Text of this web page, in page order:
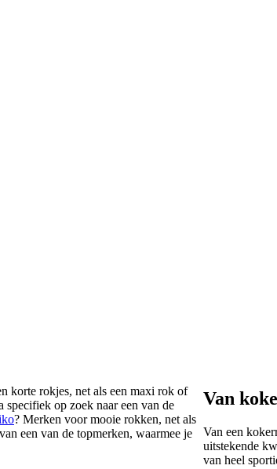
korte rokjes, net als een maxi rok of
op zoek naar een van de
? Merken voor mooie rokken, net als
een van de topmerken, waarmee je
Van
Van een
uitstekende
van heel